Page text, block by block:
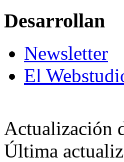
Desarrollan
Newsletter
El
Actualización
Última